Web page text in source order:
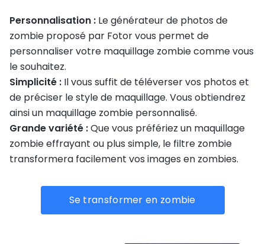
Personnalisation : Le générateur de photos de
zombie proposé par Fotor vous permet de
personnaliser votre maquillage zombie comme vous
le souhaitez.
Simplicité : Il vous suffit de téléverser vos photos et
de préciser le style de maquillage. Vous obtiendrez
ainsi un maquillage zombie personnalisé.
Grande variété :Que vous préfériez un maquillage
zombie effrayant ou plus simple, le filtre zombie
transformera facilement vos images en zombies.
Se transformer en zombie